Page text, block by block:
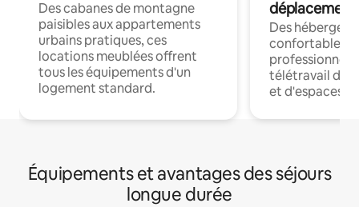
Des cabanes de montagne
paisibles aux appartements
urbains pratiques, ces
locations meublées offrent
tous les équipements d'un
logement standard.
déplacement
Des
confortables
professionnels
télétravail
et d'espaces
Équipements et avantages des séjours
longue durée